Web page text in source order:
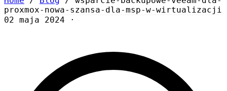
proxmox-nowa-szansa-dla-msp-w-wirtualizacji
02 maja 2024
·